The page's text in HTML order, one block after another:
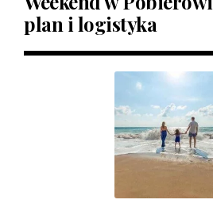
plan i logistyka